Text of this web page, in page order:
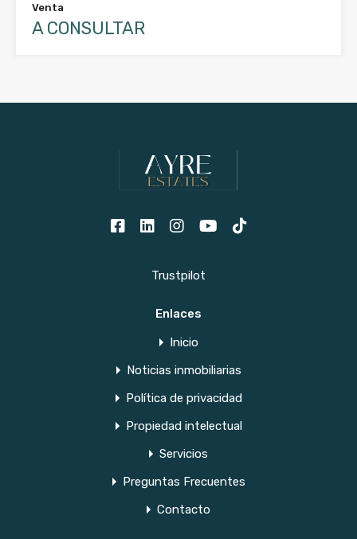
Venta
A CONSULTAR
Trustpilot
Enlaces
Inicio
Noticias inmobiliarias
Política de privacidad
Propiedad intelectual
Servicios
Preguntas Frecuentes
Contacto